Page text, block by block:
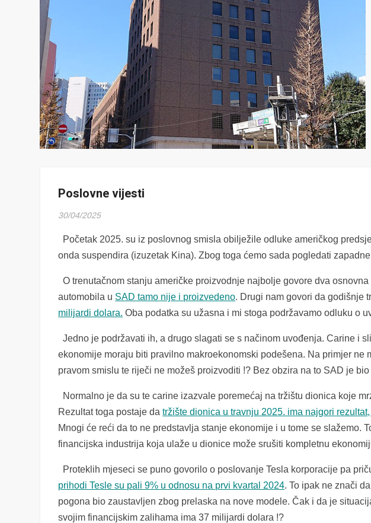
Poslovne vijesti
30/04/2025
Početak 2025. su iz poslovnog smisla obilježile odluke američkog
onda suspendira (izuzetak Kina). Zbog toga ćemo sada pogledati
O trenutačnom stanju američke proizvodnje najbolje govore dva
automobila u SAD tamo nije i proizvedeno. Drugi nam govori da godišnje
milijardi dolara. Oba podatka su užasna i mi stoga podržavamo odluku o
Jedno je podržavati ih, a drugo slagati se s načinom uvođenja. Carine i
ekonomije moraju biti pravilno makroekonomski podešena. Na primjer ne
pravom smislu te riječi ne možeš proizvoditi !? Bez obzira na to SAD je
Normalno je da su te carine izazvale poremećaj na tržištu dionica koje
Rezultat toga postaje datržište dionica u travnju 2025. ima najgori
Mnogi će reći da to ne predstavlja stanje ekonomije i u tome se slažemo.
financijska industrija koja ulaže u dionice može srušiti kompletnu
Proteklih mjeseci se puno govorilo o poslovanje Tesla korporacije pa
prihodi Tesle su pali 9% u odnosu na prvi kvartal 2024. To ipak ne znači
pogona bio zaustavljen zbog prelaska na nove modele. Čak i da je
svojim financijskim zalihama ima 37 milijardi dolara !?